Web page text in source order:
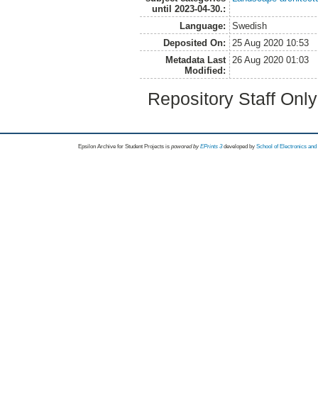
until 2023-04-30.:
Language:
Swedish
Deposited On:
25 Aug 2020 10:53
Metadata Last
Modified:
26 Aug 2020 01:03
Repository Staff
Epsilon Archive for Student Projects is powored byEPrints 3 developed by School of Electronics